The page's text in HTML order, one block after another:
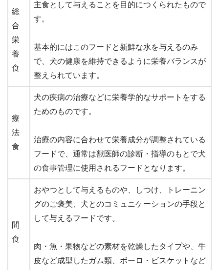
総
合
栄
養
食
主食として与えることを目的につくられたもので
す。
基本的にはこのフードと新鮮な水を与えるのみ
で、犬の健康を維持できるように栄養バランスが
整えられています。
療
法
食
犬の疾病の治療などに栄養学的なサポートをする
ためのものです。
治療の内容に合わせて栄養成分が調整されている
フードで、通常は獣医師の診断・指導のもとで犬
の食事管理に使用されるフードとなります。
間
食
おやつとして与えるものや、しつけ、トレーニン
グのご褒美、犬とのコミュニケーションの手段と
して与えるフードです。
肉・魚・果物などの素材を乾燥したタイプや、牛
皮など成型したガム類、ボーロ・ビスケットなど